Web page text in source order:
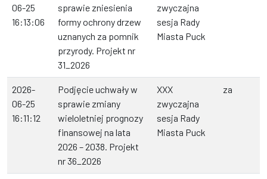
06-25
16:13:06
sprawie zniesienia
formy ochrony drzew
uznanych za pomnik
przyrody. Projekt nr
31_2026
zwyczajna
sesja Rady
Miasta Puck
2026-
06-25
16:11:12
Podjęcie uchwały w
sprawie zmiany
wieloletniej prognozy
finansowej na lata
2026 – 2038. Projekt
nr 36_2026
XXX
zwyczajna
sesja Rady
Miasta Puck
za